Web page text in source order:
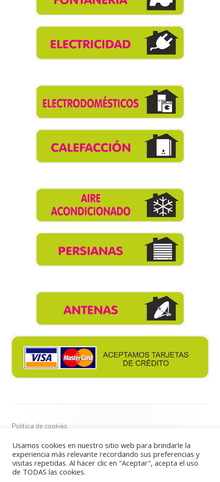
Footer
Política de cookies
Aviso Legal
Usamos cookies en nuestro sitio web para brindarle la
experiencia más relevante recordando sus preferencias y
visitas repetidas. Al hacer clic en "Aceptar", acepta el uso
de TODAS las cookies.